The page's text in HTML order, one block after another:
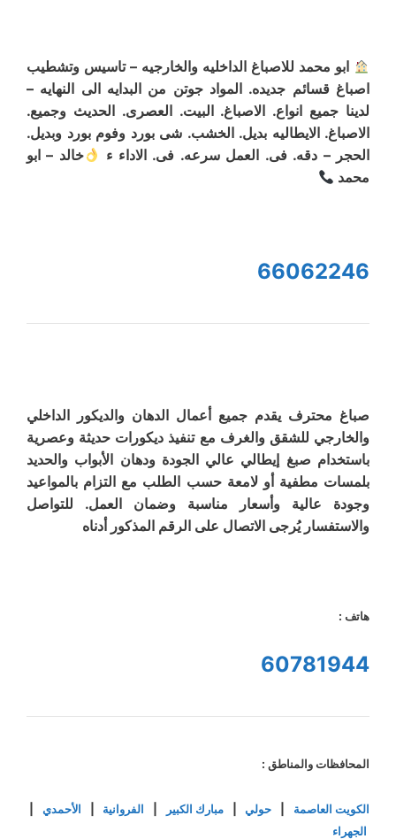
ابو محمد للاصباغ الداخليه والخارجيه – تاسيس وتشطيب
اصباغ قسائم جديده. المواد جوتن من البدايه الى النهايه –
لدينا جميع انواع. الاصباغ. البيت. العصرى. الحديث وجميع.
الاصباغ. الايطاليه بديل. الخشب. شى بورد وفوم بورد وبديل.
الحجر – دقه. فى. العمل سرعه. فى. الاداء ء
خالد – ابو
محمد
66062246
صباغ محترف يقدم جميع أعمال الدهان والديكور الداخلي
والخارجي للشقق والغرف مع تنفيذ ديكورات حديثة وعصرية
باستخدام صبغ إيطالي عالي الجودة ودهان الأبواب والحديد
بلمسات مطفية أو لامعة حسب الطلب مع التزام بالمواعيد
وجودة عالية وأسعار مناسبة وضمان العمل. للتواصل
والاستفسار يُرجى الاتصال على الرقم المذكور أدناه
هاتف :
60781944
المحافظات والمناطق :
الكويت العاصمة حولي|مبارك الكبير الفروانية الأحمدي
الجهراء